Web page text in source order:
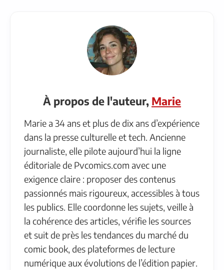
À propos de l'auteur, Marie
Marie a 34 ans et plus de dix ans d’expérience
dans la presse culturelle et tech. Ancienne
journaliste, elle pilote aujourd’hui la ligne
éditoriale de Pvcomics.com avec une
exigence claire : proposer des contenus
passionnés mais rigoureux, accessibles à tous
les publics. Elle coordonne les sujets, veille à
la cohérence des articles, vérifie les sources
et suit de près les tendances du marché du
comic book, des plateformes de lecture
numérique aux évolutions de l’édition papier.